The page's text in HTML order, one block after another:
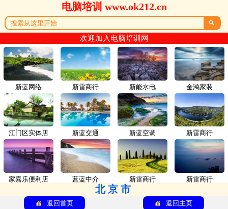
电脑培训 www.ok212.cn

欢迎加入电脑培训网
新蓝网络 新雷商行
江门区实体店 新蓝交通
家嘉乐便利店 蓝蓝中介
新能水电 金鸿家装
新蓝空调 新雷商行
新雷商行 新雷商行
北京市
返回首页 返回主页